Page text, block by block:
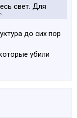
свет. Для
просто
до сих пор
убили